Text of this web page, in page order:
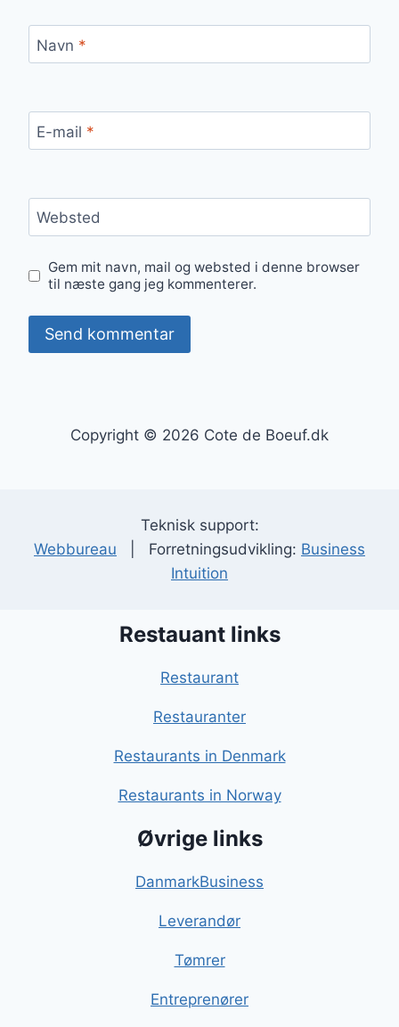
Navn *
E-mail *
Websted
Gem mit navn, mail og websted i denne browser
til næste gang jeg kommenterer.
Copyright © 2026 Cote de Boeuf.dk
Teknisk support:
Webbureau | Forretningsudvikling: Business
Intuition
Restauant links
Restaurant
Restauranter
Restaurants in Denmark
Restaurants in Norway
Øvrige links
DanmarkBusiness
Leverandør
Tømrer
Entreprenører